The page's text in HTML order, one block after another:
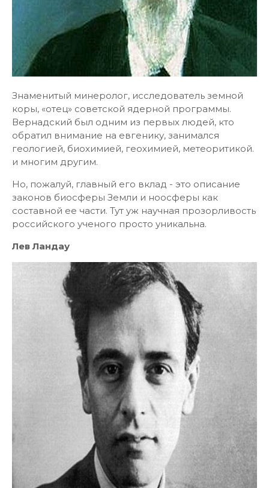
Знаменитый минеролог, исследователь земной
коры, «отец» советской ядерной программы.
Вернадский был одним из первых людей, кто
обратил внимание на евгенику, занимался
геологией, биохимией, геохимией, метеоритикой.
и многим другим.
Но, пожалуй, главный его вклад - это описание
законов биосферы Земли и ноосферы как
составной ее части. Тут уж научная прозорливость
российского ученого просто уникальна.
Лев Ландау